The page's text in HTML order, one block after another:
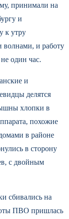
принимали на
и
к утру
волнами, и работу
один час.
и
делятся
хлопки в
похожие
в районе
в сторону
с двойным
сбивались на
ПВО пришлась